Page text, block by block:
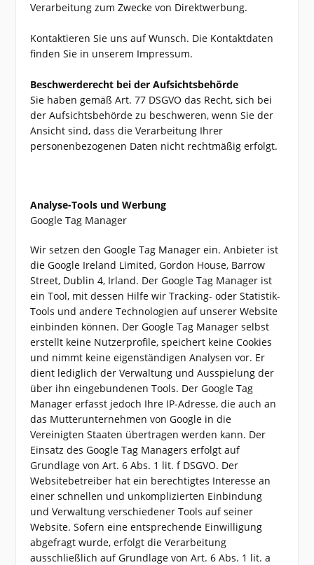
Verarbeitung zum Zwecke von Direktwerbung.
Kontaktieren Sie uns auf Wunsch. Die Kontaktdaten
finden Sie in unserem Impressum.
Beschwerderecht bei der Aufsichtsbehörde
Sie haben gemäß Art. 77 DSGVO das Recht, sich bei
der Aufsichtsbehörde zu beschweren, wenn Sie der
Ansicht sind, dass die Verarbeitung Ihrer
personenbezogenen Daten nicht rechtmäßig erfolgt.
Analyse-Tools und Werbung
Google Tag Manager
Wir setzen den Google Tag Manager ein. Anbieter ist
die Google Ireland Limited, Gordon House, Barrow
Street, Dublin 4, Irland. Der Google Tag Manager ist
ein Tool, mit dessen Hilfe wir Tracking- oder Statistik-
Tools und andere Technologien auf unserer Website
einbinden können. Der Google Tag Manager selbst
erstellt keine Nutzerprofile, speichert keine Cookies
und nimmt keine eigenständigen Analysen vor. Er
dient lediglich der Verwaltung und Ausspielung der
über ihn eingebundenen Tools. Der Google Tag
Manager erfasst jedoch Ihre IP-Adresse, die auch an
das Mutterunternehmen von Google in die
Vereinigten Staaten übertragen werden kann. Der
Einsatz des Google Tag Managers erfolgt auf
Grundlage von Art. 6 Abs. 1 lit. f DSGVO. Der
Websitebetreiber hat ein berechtigtes Interesse an
einer schnellen und unkomplizierten Einbindung
und Verwaltung verschiedener Tools auf seiner
Website. Sofern eine entsprechende Einwilligung
abgefragt wurde, erfolgt die Verarbeitung
ausschließlich auf Grundlage von Art. 6 Abs. 1 lit. a